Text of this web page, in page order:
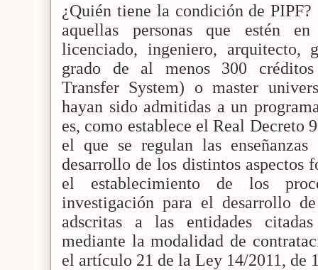
¿Quién tiene la condición de PIPF?
aquellas personas que estén
licenciado, ingeniero, arquitecto,
grado de al menos 300
Transfer System) o master
hayan sido admitidas a un
es, como establece el Real Decreto
el que se regulan las
desarrollo de los distintos aspectos
el establecimiento de los
investigación para el desarrollo
adscritas a las entidades
mediante la modalidad de
el artículo 21 de la Ley 14/2011, de